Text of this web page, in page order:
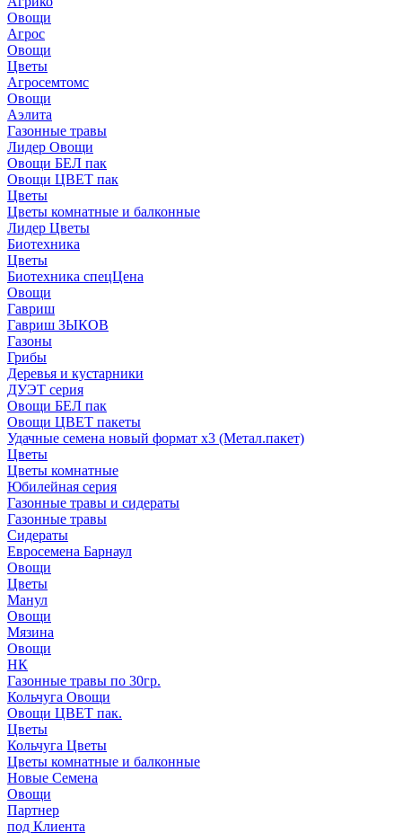
Овощи
Агрос
Овощи
Цветы
Агросемтомс
Овощи
Аэлита
Газонные травы
Лидер Овощи
Овощи БЕЛ пак
Овощи ЦВЕТ пак
Цветы
Цветы комнатные и балконные
Лидер Цветы
Биотехника
Цветы
Биотехника спецЦена
Овощи
Гавриш
Гавриш ЗЫКОВ
Газоны
Грибы
Деревья и кустарники
ДУЭТ серия
Овощи БЕЛ пак
Овощи ЦВЕТ пакеты
Удачные семена новый формат х3 (Метал.пакет)
Цветы
Цветы комнатные
Юбилейная серия
Газонные травы и сидераты
Газонные травы
Сидераты
Евросемена Барнаул
Овощи
Цветы
Манул
Овощи
Мязина
Овощи
НК
Газонные травы по 30гр.
Кольчуга Овощи
Овощи ЦВЕТ пак.
Цветы
Кольчуга Цветы
Цветы комнатные и балконные
Новые Семена
Овощи
Партнер
под Клиента